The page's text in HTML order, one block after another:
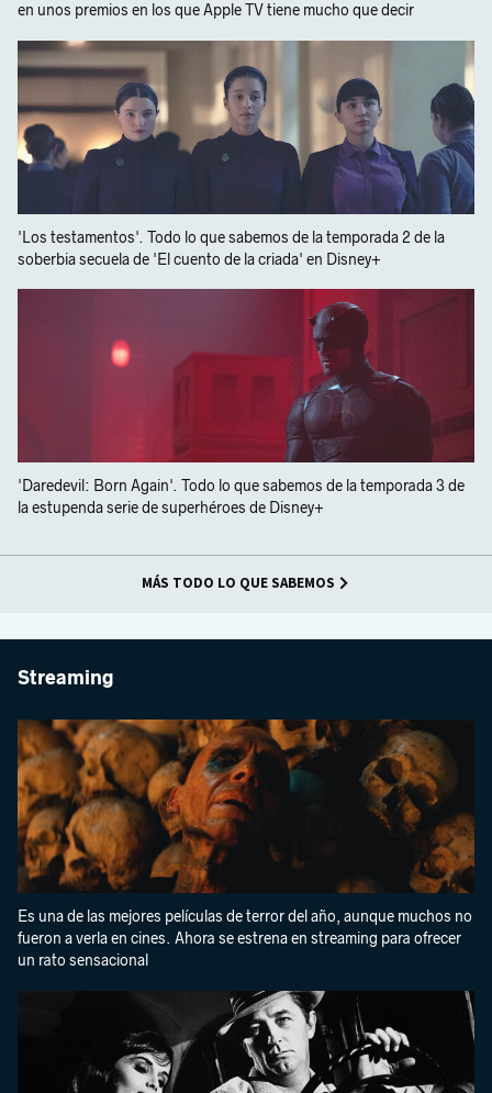
en unos premios en los que Apple TV tiene mucho que decir
'Los testamentos'. Todo lo que sabemos de la temporada 2 de la
soberbia secuela de 'El cuento de la criada' en Disney+
'Daredevil: Born Again'. Todo lo que sabemos de la temporada 3 de
la estupenda serie de superhéroes de Disney+
MÁS TODO LO QUE SABEMOS
Streaming
Es una de las mejores películas de terror del año, aunque muchos no
fueron a verla en cines. Ahora se estrena en streaming para ofrecer
un rato sensacional